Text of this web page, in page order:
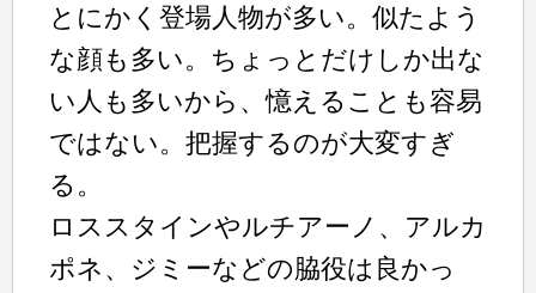
とにかく登場人物が多い。似たよう
な顔も多い。ちょっとだけしか出な
い人も多いから、憶えることも容易
ではない。把握するのが大変すぎ
る。
ロススタインやルチアーノ、アルカ
ポネ、ジミーなどの脇役は良かっ